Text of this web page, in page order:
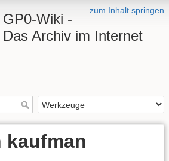
zum Inhalt springen
GP0-Wiki -
Das Archiv im Internet
kaufman